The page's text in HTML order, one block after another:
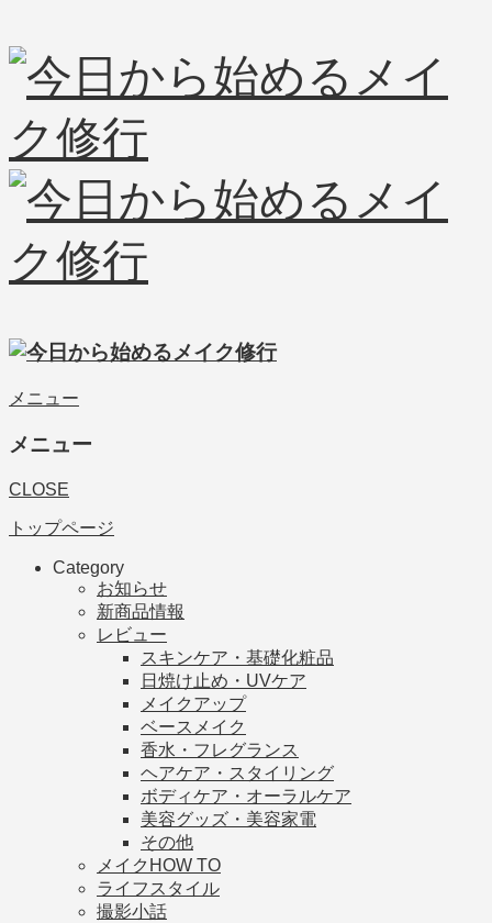
メニュー
メニュー
CLOSE
トップページ
Category
お知らせ
新商品情報
レビュー
スキンケア・基礎化粧品
日焼け止め・UVケア
メイクアップ
ベースメイク
香水・フレグランス
ヘアケア・スタイリング
ボディケア・オーラルケア
美容グッズ・美容家電
その他
メイクHOW TO
ライフスタイル
撮影小話